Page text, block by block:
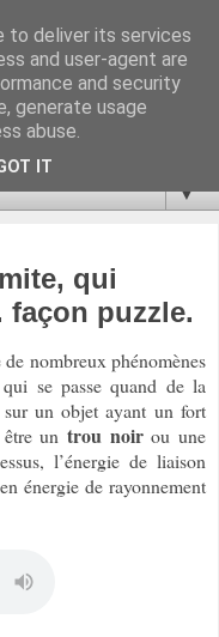
Cosmologie.
2272-5768
▼
qui
façon puzzle.
de nombreux phénomènes
se passe quand de la
un objet ayant un fort
un trou noirou une
l’énergie de liaison
énergie de rayonnement
to deliver its services
and user-agent are
and security
generate usage
abuse.
IT